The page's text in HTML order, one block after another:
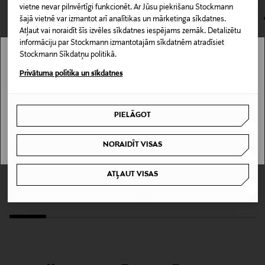
vietne nevar pilnvērtīgi funkcionēt. Ar Jūsu piekrišanu Stockmann
šajā vietnē var izmantot arī analītikas un mārketinga sīkdatnes.
Atļaut vai noraidīt šīs izvēles sīkdatnes iespējams zemāk. Detalizētu
informāciju par Stockmann izmantotajām sīkdatnēm atradīsiet
Stockmann Sīkdatņu politikā.
Privātuma politika un sīkdatnes
PIELĀGOT
NORAIDĪT VISAS
ATĻAUT VISAS
165288329
Īpašības
Papīra iepakojums
"Natural" sertifikāts, Vegāns
kas tiek atdoti atpakaļ, ir jābūt to sākotnējā neatvērtajā
iepakojumā.
PREČU ATGRIEŠANAS POLITIKA
Original Price
15,00 €
Sage Mint dezodorants 50 ml
Original Price
19,50 €
Stockmann nav pieejams tavā valstī.